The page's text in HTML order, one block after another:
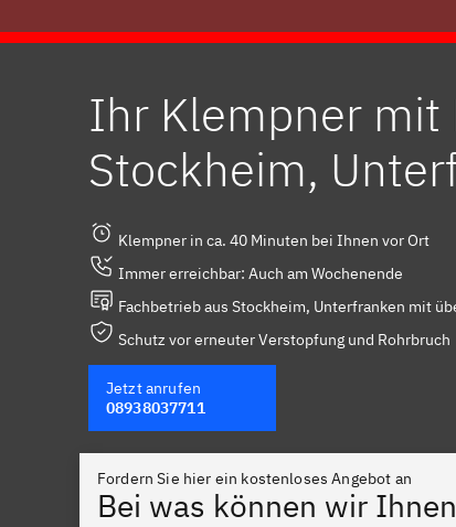
Ihr Klempner mit
Stockheim,
Klempner in ca. 40 Minuten bei Ihnen vor Ort
Immer erreichbar: Auch am Wochenende
Fachbetrieb aus Stockheim, Unterfranken mit
Schutz vor erneuter Verstopfung und Rohrbruch
Jetzt anrufen
08938037711
Fordern Sie hier ein kostenloses Angebot an
Bei was können wir